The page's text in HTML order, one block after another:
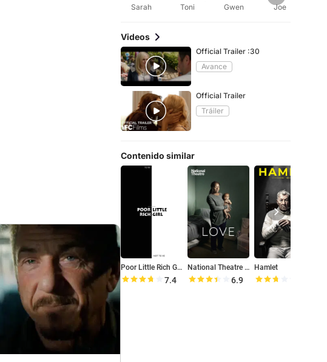
Sarah
Toni
Gwen
Joe
Videos
Official Trailer :30
Avance
Official Trailer
Tráiler
Contenido similar
Poor Little Rich Girl
7.4
National Theatre Live: Love
6.9
Hamlet